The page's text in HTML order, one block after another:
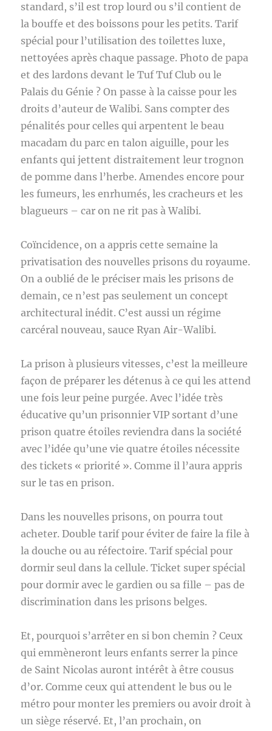
standard, s’il est trop lourd ou s’il contient de
la bouffe et des boissons pour les petits. Tarif
spécial pour l’utilisation des toilettes luxe,
nettoyées après chaque passage. Photo de papa
et des lardons devant le Tuf Tuf Club ou le
Palais du Génie ? On passe à la caisse pour les
droits d’auteur de Walibi. Sans compter des
pénalités pour celles qui arpentent le beau
macadam du parc en talon aiguille, pour les
enfants qui jettent distraitement leur trognon
de pomme dans l’herbe. Amendes encore pour
les fumeurs, les enrhumés, les cracheurs et les
blagueurs – car on ne rit pas à Walibi.
Coïncidence, on a appris cette semaine la
privatisation des nouvelles prisons du royaume.
On a oublié de le préciser mais les prisons de
demain, ce n’est pas seulement un concept
architectural inédit. C’est aussi un régime
carcéral nouveau, sauce Ryan Air-Walibi.
La prison à plusieurs vitesses, c’est la meilleure
façon de préparer les détenus à ce qui les attend
une fois leur peine purgée. Avec l’idée très
éducative qu’un prisonnier VIP sortant d’une
prison quatre étoiles reviendra dans la société
avec l’idée qu’une vie quatre étoiles nécessite
des tickets « priorité ». Comme il l’aura appris
sur le tas en prison.
Dans les nouvelles prisons, on pourra tout
acheter. Double tarif pour éviter de faire la file à
la douche ou au réfectoire. Tarif spécial pour
dormir seul dans la cellule. Ticket super spécial
pour dormir avec le gardien ou sa fille – pas de
discrimination dans les prisons belges.
Et, pourquoi s’arrêter en si bon chemin ? Ceux
qui emmèneront leurs enfants serrer la pince
de Saint Nicolas auront intérêt à être cousus
d’or. Comme ceux qui attendent le bus ou le
métro pour monter les premiers ou avoir droit à
un siège réservé. Et, l’an prochain, on